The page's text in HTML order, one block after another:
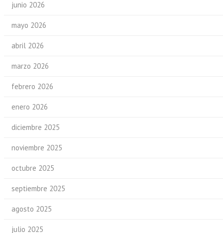
junio 2026
mayo 2026
abril 2026
marzo 2026
febrero 2026
enero 2026
diciembre 2025
noviembre 2025
octubre 2025
septiembre 2025
agosto 2025
julio 2025